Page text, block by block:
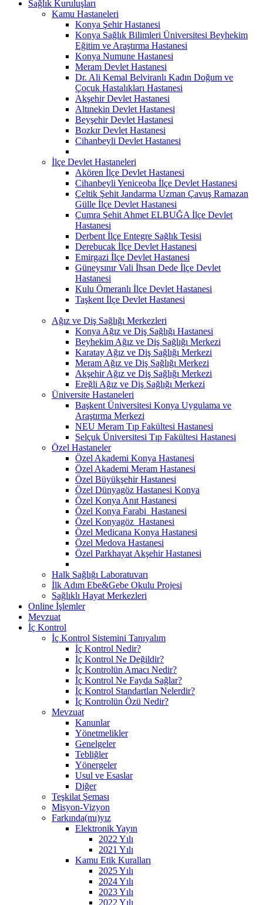
Sağlık Kuruluşları
Kamu Hastaneleri
Konya Şehir Hastanesi
Konya Sağlık Bilimleri Üniversitesi Beyhekim
Eğitim ve Araştırma Hastanesi
Konya Numune Hastanesi
Meram Devlet Hastanesi
Dr. Ali Kemal Belviranlı Kadın Doğum ve
Çocuk Hastalıkları Hastanesi
Akşehir Devlet Hastanesi
Altınekin Devlet Hastanesi
Beyşehir Devlet Hastanesi
Bozkır Devlet Hastanesi
Cihanbeyli Devlet Hastanesi
İlçe Devlet Hastaneleri
Akören İlçe Devlet Hastanesi
Cihanbeyli Yeniceoba İlçe Devlet Hastanesi
Çeltik Şehit Jandarma Uzman Çavuş Ramazan
Gülle İlçe Devlet Hastanesi
Çumra Şehit Ahmet ELBUĞA İlçe Devlet
Hastanesi
Derbent İlçe Entegre Sağlık Tesisi
Derebucak İlçe Devlet Hastanesi
Emirgazi İlçe Devlet Hastanesi
Güneysınır Vali İhsan Dede İlçe Devlet
Hastanesi
Kulu Ömeranlı İlçe Devlet Hastanesi
Taşkent İlçe Devlet Hastanesi
Ağız ve Diş Sağlığı Merkezleri
Konya Ağız ve Diş Sağlığı Hastanesi
Beyhekim Ağız ve Diş Sağlığı Merkezi
Karatay Ağız ve Diş Sağlığı Merkezi
Meram Ağız ve Diş Sağlığı Merkezi
Akşehir Ağız ve Diş Sağlığı Merkezi
Ereğli Ağız ve Diş Sağlığı Merkezi
Üniversite Hastaneleri
Başkent Üniversitesi Konya Uygulama ve
Araştırma Merkezi
NEU Meram Tıp Fakültesi Hastanesi
Selçuk Üniversitesi Tıp Fakültesi Hastanesi
Özel Hastaneler
Özel Akademi Konya Hastanesi
Özel Akademi Meram Hastanesi
Özel Büyükşehir Hastanesi
Özel Dünyagöz Hastanesi Konya
Özel Konya Anıt Hastanesi
Özel Konya Farabi Hastanesi
Özel Konyagöz Hastanesi
Özel Medicana Konya Hastanesi
Özel Medova Hastanesi
Özel Parkhayat Akşehir Hastanesi
Halk Sağlığı Laboratuvarı
İlk Adım Ebe&Gebe Okulu Projesi
Sağlıklı Hayat Merkezleri
Online İşlemler
Mevzuat
İç Kontrol
İç Kontrol Sistemini Tanıyalım
İç Kontrol Nedir?
İç Kontrol Ne Değildir?
İç Kontrolün Amacı Nedir?
İç Kontrol Ne Fayda Sağlar?
İç Kontrol Standartları Nelerdir?
İç Kontrolün Özü Nedir?
Mevzuat
Kanunlar
Yönetmelikler
Genelgeler
Tebliğler
Yönergeler
Usul ve Esaslar
Diğer
Teşkilat Şeması
Misyon-Vizyon
Farkında(mı)yız
Elektronik Yayın
2022 Yılı
2021 Yılı
Kamu Etik Kuralları
2025 Yılı
2024 Yılı
2023 Yılı
2022 Yılı